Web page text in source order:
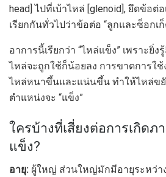
head] ไปที่เบ้าไหล่ [glenoid], ยึดข้อ
เรียกกันทั่วไปว่าข้อต่อ “ลูกและซ็อกเก็
อาการนี้เรียกว่า “ไหล่แข็ง” เพราะยิ่
ไหล่จะถูกใช้ก็น้อยลง การขาดการใ
ไหล่หนาขึ้นและแน่นขึ้น ทำให้ไหล่ขยั
ตำแหน่งจะ “แข็ง”
ใครบ้างที่เสี่ยงต่อการเกิดภ
แข็ง?
อายุ: ผู้ใหญ่ ส่วนใหญ่มักมีอายุระหว่าง